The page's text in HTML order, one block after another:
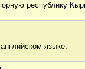
республику
языке.